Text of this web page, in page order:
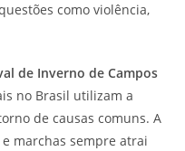
como violência,
de Inverno de Campos
no Brasil utilizam a
de causas comuns. A
marchas sempre atrai